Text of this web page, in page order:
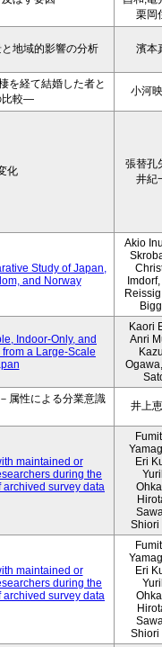
栗岡
地域的影響の分析 濱本
を経て結婚した者と
比較―
小河
化
張替孔
井紀
Study of Japan,
and Norway
Akio
Indoor-Only, and
a Large-Scale
Kaori
Anri
属性による分業意識
井上
maintained or
during the
archived survey data
Eri
Shiori
maintained or
during the
archived survey data
Eri
Shiori